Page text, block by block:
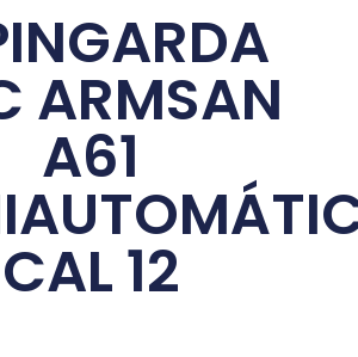
ARMSAN
A61
CAL 12